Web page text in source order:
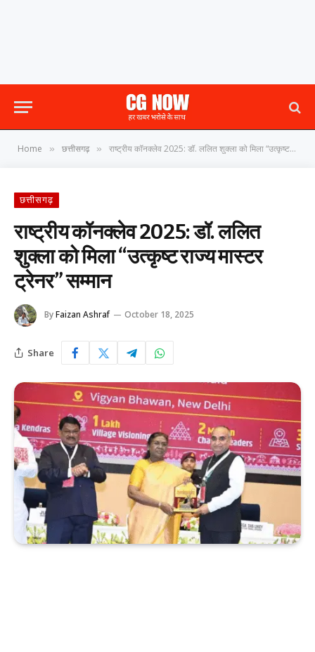
Home » छत्तीसगढ़ » राष्ट्रीय कॉनक्लेव 2025: डॉ. ललित शुक्ला को मिला “उत्कृष्ट राज्य मास्टर ट्रेनर” सम्मान
छत्तीसगढ़
राष्ट्रीय कॉनक्लेव 2025: डॉ. ललित
शुक्ला को मिला “उत्कृष्ट राज्य मास्टर
ट्रेनर” सम्मान
ByFaizan Ashraf October 18, 2025
Share